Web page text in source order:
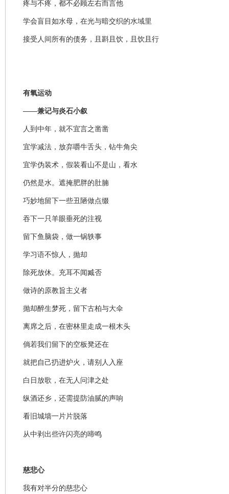
疼与不疼，都不必顾左右而言他
学会盲目如水母，在光与暗交织的水域里
接受人间所有的债务，且斟且饮，且饮且行
有氧运动
——兼记与炎石小叙
人到中年，就不宜言之凿凿
宜学减法，放弃嚼牛舌头，钻牛角尖
宜学伪装术，假装看山不是山，看水
仍然是水。遮掩肥胖的肚腩
巧妙地留下一些丑陋做点缀
吞下一只羊眼垂死的注视
留下鱼脑袋，做一锅轶事
学习语不惊人，抛却
除死放休。充耳不闻臧否
做诗的原教旨主义者
抛却醉生梦死，留下古柏与大伞
离席之后，在密林里走成一根木头
倘若我们留下的空板凳还在
就把自己扔进炉火，请别人入座
白日放歌，在无人问津之处
纵酒还乡，还需提防油腻的声响
看旧城墙一片片脱落
从中剥出些许闪亮的啼鸣
慈悲心
我有对半分的慈悲心